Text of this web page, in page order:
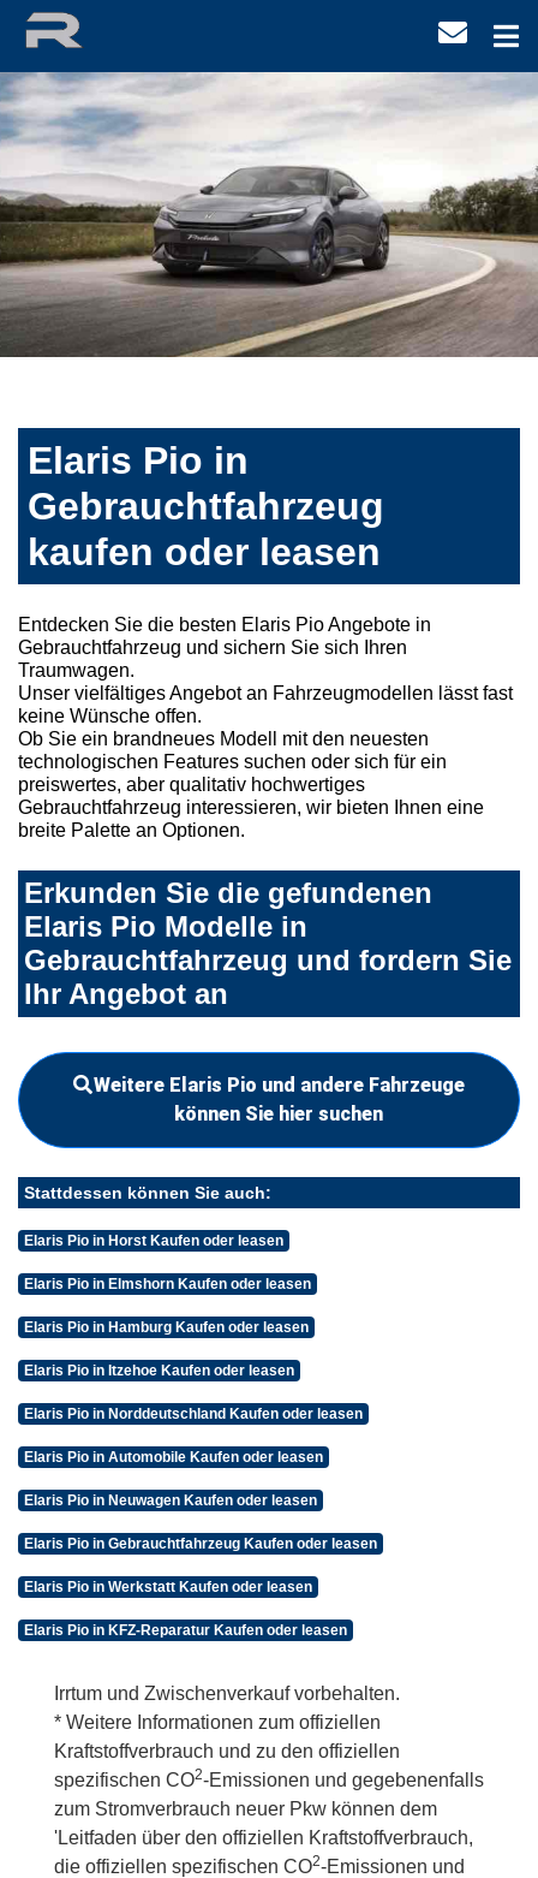
Elaris Pio in
Gebrauchtfahrzeug
kaufen oder leasen
Entdecken Sie die besten Elaris Pio Angebote in
Gebrauchtfahrzeug und sichern Sie sich Ihren
Traumwagen.
Unser vielfältiges Angebot an Fahrzeugmodellen lässt fast
keine Wünsche offen.
Ob Sie ein brandneues Modell mit den neuesten
technologischen Features suchen oder sich für ein
preiswertes, aber qualitativ hochwertiges
Gebrauchtfahrzeug interessieren, wir bieten Ihnen eine
breite Palette an Optionen.
Erkunden Sie die gefundenen
Elaris Pio Modelle in
Gebrauchtfahrzeug und fordern Sie
Ihr Angebot an
Weitere Elaris Pio und andere Fahrzeuge
können Sie hier suchen
Stattdessen können Sie auch:
Elaris Pio in Horst Kaufen oder leasen
Elaris Pio in Elmshorn Kaufen oder leasen
Elaris Pio in Hamburg Kaufen oder leasen
Elaris Pio in Itzehoe Kaufen oder leasen
Elaris Pio in Norddeutschland Kaufen oder leasen
Elaris Pio in Automobile Kaufen oder leasen
Elaris Pio in Neuwagen Kaufen oder leasen
Elaris Pio in Gebrauchtfahrzeug Kaufen oder leasen
Elaris Pio in Werkstatt Kaufen oder leasen
Elaris Pio in KFZ-Reparatur Kaufen oder leasen
Irrtum und Zwischenverkauf vorbehalten.
* Weitere Informationen zum offiziellen
Kraftstoffverbrauch und zu den offiziellen
spezifischen CO2-Emissionen und gegebenenfalls
zum Stromverbrauch neuer Pkw können dem
'Leitfaden über den offiziellen Kraftstoffverbrauch,
die offiziellen spezifischen CO2-Emissionen und